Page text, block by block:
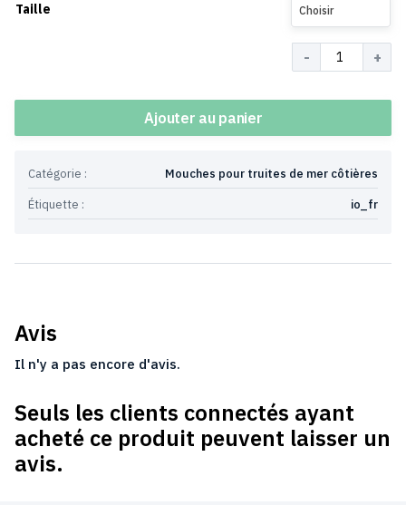
Taille Choisir
Ajouter au panier
Catégorie :
Mouches pour truites de mer côtières
Étiquette :
io_fr
Avis
Il n'y a pas encore d'avis.
Seuls les clients connectés ayant
acheté ce produit peuvent laisser un
avis.